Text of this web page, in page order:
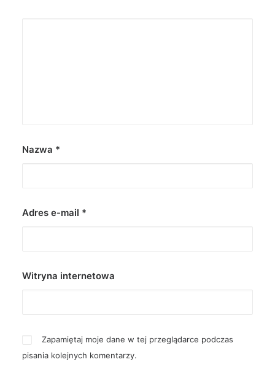
Nazwa *
Adres e-mail *
Witryna internetowa
Zapamiętaj moje dane w tej przeglądarce podczas
pisania kolejnych komentarzy.